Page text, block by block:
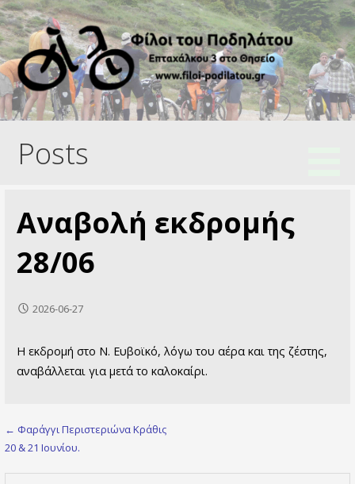
Skip
to
content
Φίλοι του Ποδηλάτου
Ποδηλατικός Σύλλογος
Posts
Αναβολή εκδρομής
28/06
2026-06-27
Η εκδρομή στο Ν. Ευβοϊκό, λόγω του αέρα και της ζέστης,
αναβάλλεται για μετά το καλοκαίρι.
Post
← Φαράγγι Περιστεριώνα Κράθις
20 & 21 Ioυνίου.